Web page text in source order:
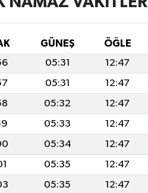
GÜNEŞ ÖĞLE
05:31 12:47
05:31 12:47
05:32 12:47
05:33 12:47
05:34 12:47
05:35 12:47
05:35 12:47